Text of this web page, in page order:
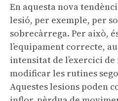
En aquesta nova
lesió, per exemple, per
sobrecàrrega. Per això,
l’equipament correcte,
intensitat de l’exercici
modificar les rutines
Aquestes lesions poden